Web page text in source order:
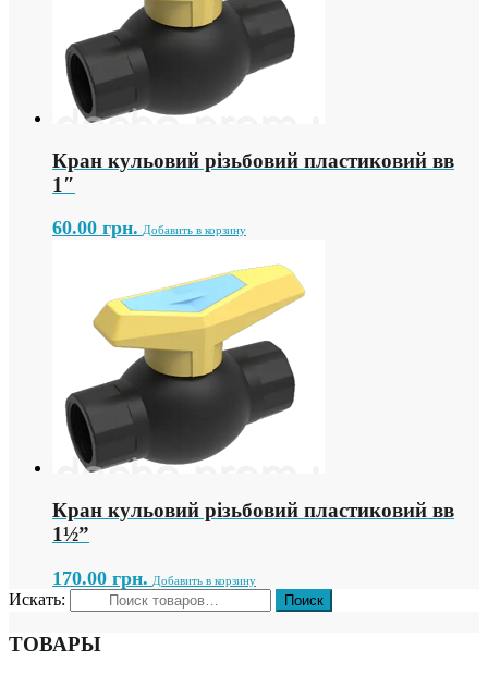
Кран кульовий різьбовий пластиковий вв
1″
60.00 грн. Добавить в корзину
Кран кульовий різьбовий пластиковий вв
1½”
170.00 грн. Добавить в корзину
Искать:
ТОВАРЫ